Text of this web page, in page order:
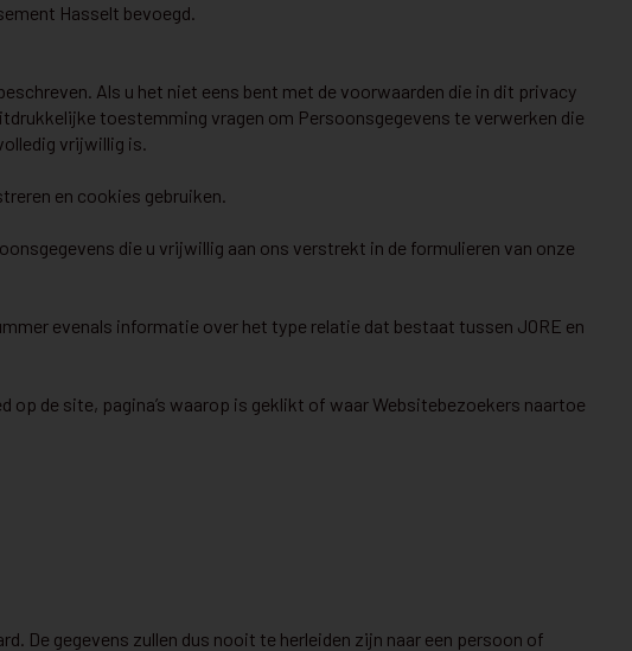
Hasselt bevoegd.
Als u het niet eens bent met de voorwaarden die in dit privacy
toestemming vragen om Persoonsgegevens te verwerken die
vrijwillig is.
en cookies gebruiken.
die u vrijwillig aan ons verstrekt in de formulieren van onze
evenals informatie over het type relatie dat bestaat tussen JORE en
op de site, pagina’s waarop is geklikt of waar Websitebezoekers naartoe
De gegevens zullen dus nooit te herleiden zijn naar een persoon of